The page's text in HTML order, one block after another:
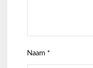
Naam *